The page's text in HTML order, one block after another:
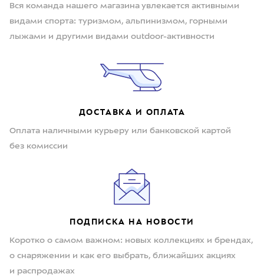
Вся команда нашего магазина увлекается активными
видами спорта: туризмом, альпинизмом, горными
лыжами и другими видами outdoor-активности
ДОСТАВКА И ОПЛАТА
Оплата наличными курьеру или банковской картой
без комиссии
ПОДПИСКА НА НОВОСТИ
Коротко о самом важном: новых коллекциях и брендах,
о снаряжении и как его выбрать, ближайших акциях
и распродажах